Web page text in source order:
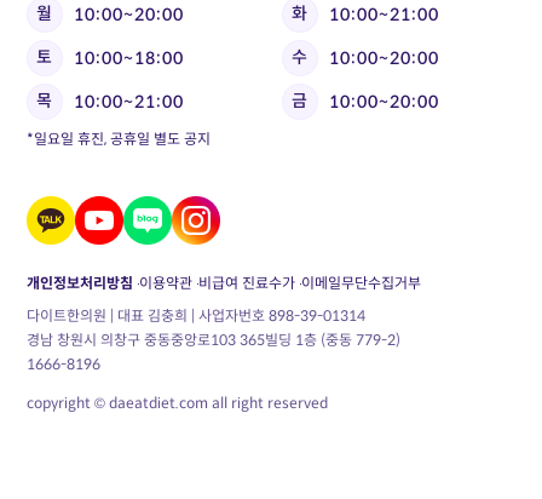
월 10:00~20:00 화
10:00~21:00
토
10:00~18:00 수
10:00~20:00
목
10:00~21:00 금 10:00~20:00
*일요일 휴진, 공휴일 별도 공지
개인정보처리방침 이용약관 비급여 진료수가 이메일무단수집거부
다이트한의원 | 대표 김충희 | 사업자번호 898-39-01314
경남 창원시 의창구 중동중앙로103 365빌딩 1층 (중동 779-2)
1666-8196
copyright © daeatdiet.com all right reserved